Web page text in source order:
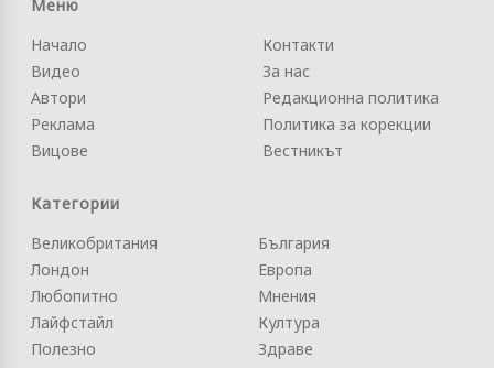
Меню
Начало
Видео
Автори
Реклама
Вицове
Контакти
За нас
Редакционна политика
Политика за корекции
Вестникът
Категории
Великобритания
Лондон
Любопитно
Лайфстайл
Полезно
България
Европа
Мнения
Култура
Здраве